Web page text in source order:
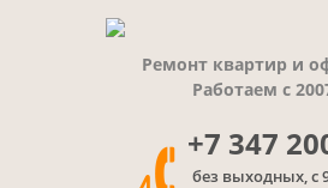
Ремонт квартир и
Работаем с
+7 347
без выходных, с